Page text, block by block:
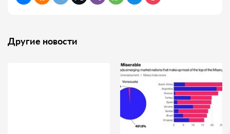
Другие новости